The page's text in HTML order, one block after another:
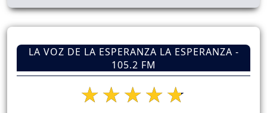
LA VOZ DE LA ESPERANZA LA ESPERANZA -
105.2 FM